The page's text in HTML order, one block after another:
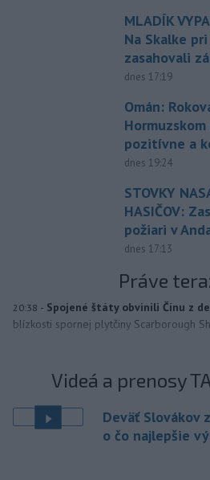
MLADÍK
Na Skalke
zasahovali
dnes 17:19
Omán:
pozitívne a
dnes 19:24
STOVKY
HASIČOV:
požiari v
dnes 17:13
Práve
20:38 - Spojené štáty obvinili Čínu z
blízkosti spornej plytčiny Scarborough
Videá a prenosy
Deväť Slovákov
o čo najlepšie